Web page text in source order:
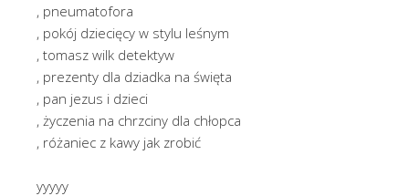
, pneumatofora
, pokój dziecięcy w stylu leśnym
, tomasz wilk detektyw
, prezenty dla dziadka na święta
, pan jezus i dzieci
, życzenia na chrzciny dla chłopca
, różaniec z kawy jak zrobić
yyyyy